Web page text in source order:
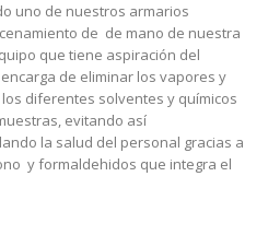
uno de nuestros armarios
de de mano de nuestra
que tiene aspiración del
de eliminar los vapores y
diferentes solventes y químicos
evitando así
la salud del personal gracias a
y formaldehidos que integra el